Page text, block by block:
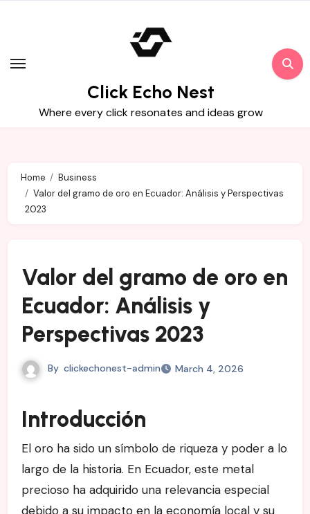
Click Echo Nest
Where every click resonates and ideas grow
Home
Business
Valor del gramo de oro en Ecuador: Análisis y Perspectivas
2023
Valor del gramo de oro en
Ecuador: Análisis y
Perspectivas 2023
By clickechonest-admin March 4, 2026
Introducción
El oro ha sido un símbolo de riqueza y poder a lo
largo de la historia. En Ecuador, este metal
precioso ha adquirido una relevancia especial
debido a su impacto en la economía local y su